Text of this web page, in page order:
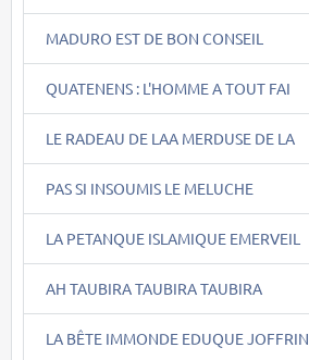
MADURO EST DE BON CONSEIL
QUATENENS : L'HOMME A TOUT FAI
LE RADEAU DE LAA MERDUSE DE LA
PAS SI INSOUMIS LE MELUCHE
LA PETANQUE ISLAMIQUE EMERVEIL
AH TAUBIRA TAUBIRA TAUBIRA
LA BÊTE IMMONDE EDUQUE JOFFRIN